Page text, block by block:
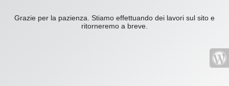
Grazie per la pazienza. Stiamo effettuando dei lavori sul sito e
ritorneremo a breve.